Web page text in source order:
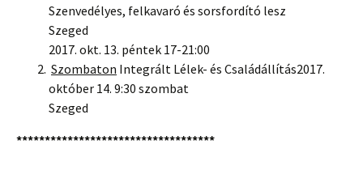
Szenvedélyes, felkavaró és sorsfordító lesz
Szeged
2017. okt. 13. péntek 17-21:00
Szombaton Integrált Lélek- és Családállítás2017.
október 14. 9:30 szombat
Szeged
***********************************